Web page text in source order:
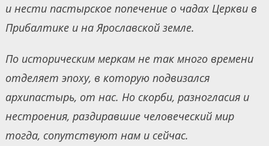
и нести пастырское попечение о чадах Церкви в
Прибалтике и на Ярославской земле.
По историческим меркам не так много времени
отделяет эпоху, в которую подвизался
архипастырь, от нас. Но скорби, разногласия и
нестроения, раздиравшие человеческий мир
тогда, сопутствуют нам и сейчас.